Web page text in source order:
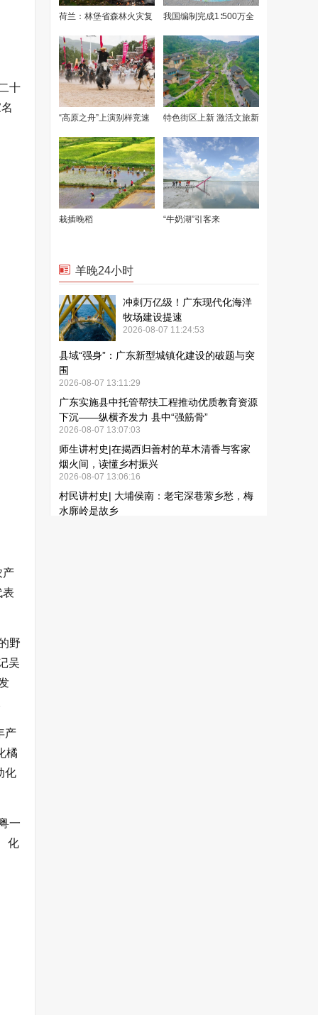
十
产
表
野
吴
产
橘
化
一
化